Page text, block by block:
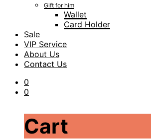
Gift for him
Wallet
Card Holder
Sale
VIP Service
About Us
Contact Us
0
0
Cart